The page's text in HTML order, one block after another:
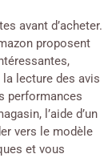
avant d’acheter.
proposent
lecture des avis
performances
l’aide d’un
vers le modèle
et vous